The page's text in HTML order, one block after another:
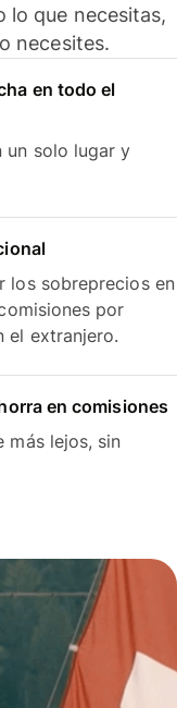
lo que necesitas,
necesites.
en todo el
un solo lugar y
los sobreprecios en
por
el extranjero.
en comisiones
más lejos, sin